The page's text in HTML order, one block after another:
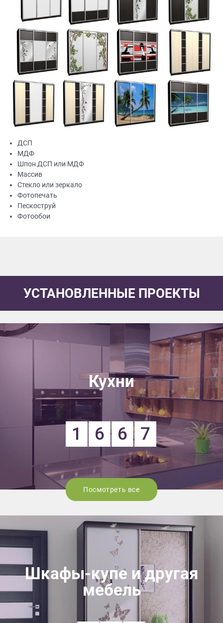
ДСП
МДФ
Шпон ДСП или МДФ
Массив
Стекло или зеркало
Фотопечать
Пескоструй
Фотообои
УСТАНОВЛЕННЫЕ ПРОЕКТЫ
Кухни
1 6 6 7
Посмотреть все
Шкафы-купе и другая
мебель